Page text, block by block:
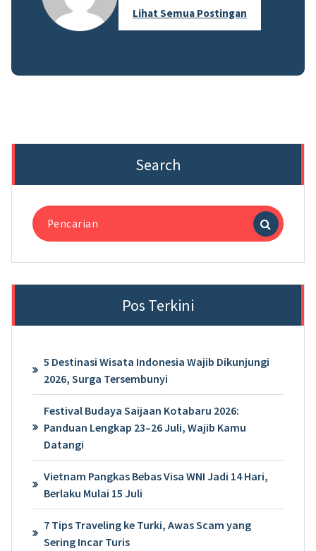
Lihat Semua Postingan
Search
Pencarian
untuk:
Pos Terkini
5 Destinasi Wisata Indonesia Wajib Dikunjungi
2026, Surga Tersembunyi
Festival Budaya Saijaan Kotabaru 2026:
Panduan Lengkap 23–26 Juli, Wajib Kamu
Datangi
Vietnam Pangkas Bebas Visa WNI Jadi 14 Hari,
Berlaku Mulai 15 Juli
7 Tips Traveling ke Turki, Awas Scam yang
Sering Incar Turis